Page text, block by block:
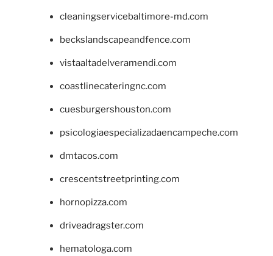
cleaningservicebaltimore-md.com
beckslandscapeandfence.com
vistaaltadelveramendi.com
coastlinecateringnc.com
cuesburgershouston.com
psicologiaespecializadaencampeche.com
dmtacos.com
crescentstreetprinting.com
hornopizza.com
driveadragster.com
hematologa.com